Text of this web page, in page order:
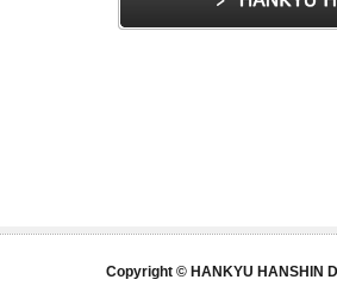
Copyright © HANKYU HANSHIN